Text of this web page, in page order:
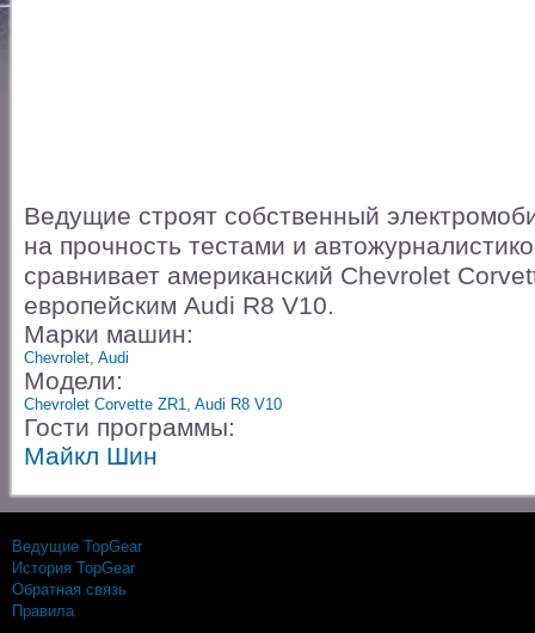
Ведущие строят собственный
на прочность тестами и
сравнивает американский Chevrolet
европейским Audi R8 V10.
Марки машин:
Chevrolet, Audi
Модели:
Chevrolet Corvette ZR1, Audi R8 V10
Гости программы:
Майкл Шин
Ведущие TopGear
История TopGear
Обратная связь
Правила